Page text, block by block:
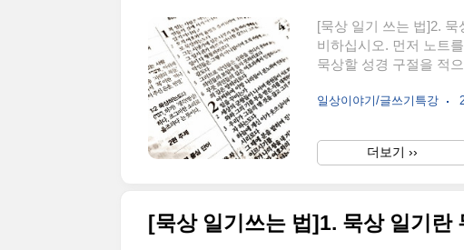
[묵상 일기 쓰는 법]2.
비하십시오. 먼저 노트
묵상할 성경 구절을 적
시오. 그리고 묵상의 기
종종 필사합니다. 필사
다. 그러면 눈으로 읽을
일상이야기/글쓰기특강
더보기 ››
[묵상 일기쓰는 법]1. 묵상 일기란